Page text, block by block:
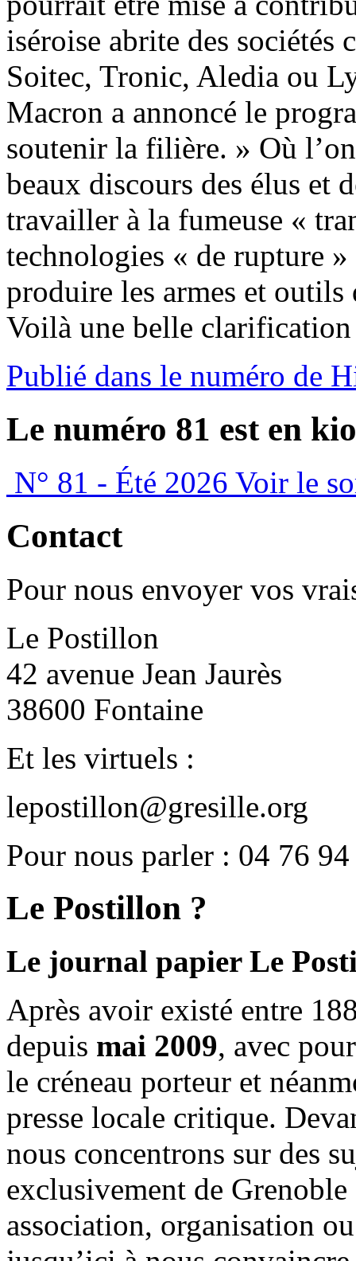
iséroise abrite des
Soitec, Tronic, Aledia ou
Macron a annoncé le
soutenir la filière. » Où
beaux discours des élus et
travailler à la fumeuse «
technologies « de rupture
produire les armes et
Voilà une belle
Publié dans le numéro de
Le numéro 81 est en
N° 81 - Été 2026 Voir le
Contact
Pour nous envoyer vos
Le Postillon
42 avenue Jean Jaurès
38600 Fontaine
Et les virtuels :
lepostillon@gresille.org
Pour nous parler : 04 76
Le Postillon ?
Le journal papier Le
Après avoir existé entre
depuis mai 2009, avec
le créneau porteur et
presse locale critique.
nous concentrons sur des
exclusivement de
association, organisation